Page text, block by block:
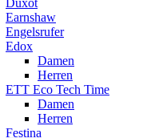
Duxot
Earnshaw
Engelsrufer
Edox
Damen
Herren
ETT Eco Tech Time
Damen
Herren
Festina